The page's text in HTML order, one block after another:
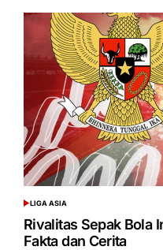
POSTED
IN
LIGA ASIA
Rivalitas Sepak Bola
Fakta dan Cerita